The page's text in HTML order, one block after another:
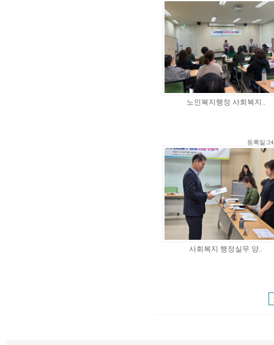
노인복지행정 사회복지..
등록일
사회복지 행정실무 양..